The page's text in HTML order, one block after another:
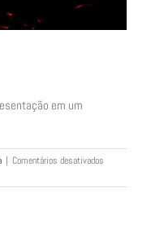
em um
| Comentários desativados
CEB